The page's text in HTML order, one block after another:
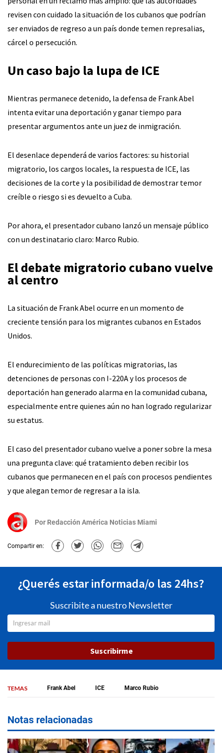
revisen con cuidado la situación de los cubanos que podrían
ser enviados de regreso a un país donde temen represalias,
cárcel o persecución.
Un caso bajo la lupa de ICE
Mientras permanece detenido, la defensa de Frank Abel
intenta evitar una deportación y ganar tiempo para
presentar argumentos ante un juez de inmigración.
El desenlace dependerá de varios factores: su historial
migratorio, los cargos locales, la respuesta de ICE, las
decisiones de la corte y la posibilidad de demostrar temor
creíble o riesgo si es devuelto a Cuba.
Por ahora, el presentador cubano lanzó un mensaje público
con un destinatario claro: Marco Rubio.
El debate migratorio cubano vuelve
al centro
La situación de Frank Abel ocurre en un momento de
creciente tensión para los migrantes cubanos en Estados
Unidos.
El endurecimiento de las políticas migratorias, las
detenciones de personas con I-220A y los procesos de
deportación han generado alarma en la comunidad cubana,
especialmente entre quienes aún no han logrado regularizar
su estatus.
El caso del presentador cubano vuelve a poner sobre la mesa
una pregunta clave: qué tratamiento deben recibir los
cubanos que permanecen en el país con procesos pendientes
y que alegan temor de regresar a la isla.
Por Redacción América Noticias Miami
Compartir en:
¿Querés estar informada/o las 24hs?
Suscribite a nuestro Newsletter
Suscribirme
TEMAS Frank Abel ICE Marco Rubio
Notas relacionadas